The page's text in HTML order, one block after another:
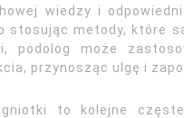
wiedzy i
stosując metody, które
podolog może
przynosząc ulgę i
to kolejne